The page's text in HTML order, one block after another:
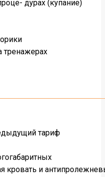
дурах (купание)
тренажерах
тариф
кровать и